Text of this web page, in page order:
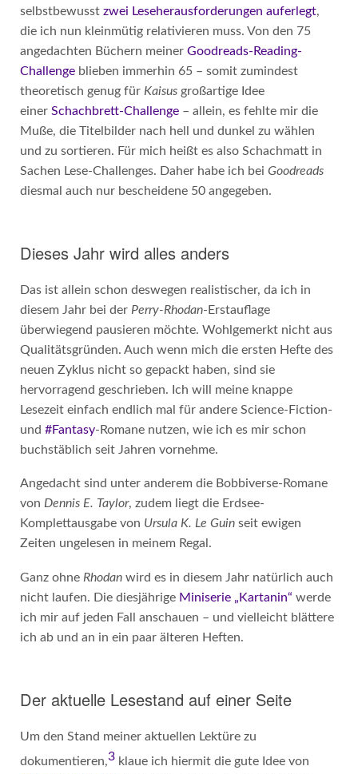
selbstbewusst zwei Leseherausforderungen auferlegt,
die ich nun kleinmütig relativieren muss. Von den 75
angedachten Büchern meiner Goodreads-Reading-
Challengeblieben immerhin 65 – somit zumindest
theoretisch genug für Kaisusgroßartige Idee
einer Schachbrett-Challenge– allein, es fehlte mir die
Muße, die Titelbilder nach hell und dunkel zu wählen
und zu sortieren. Für mich heißt es also Schachmatt in
Sachen Lese-Challenges. Daher habe ich bei Goodreads
diesmal auch nur bescheidene 50 angegeben.
Dieses Jahr wird alles anders
Das ist allein schon deswegen realistischer, da ich in
diesem Jahr bei der Perry-Rhodan-Erstauflage
überwiegend pausieren möchte. Wohlgemerkt nicht aus
Qualitätsgründen. Auch wenn mich die ersten Hefte des
neuen Zyklus nicht so gepackt haben, sind sie
hervorragend geschrieben. Ich will meine knappe
Lesezeit einfach endlich mal für andere Science-Fiction-
und #Fantasy-Romane nutzen, wie ich es mir schon
buchstäblich seit Jahren vornehme.
Angedacht sind unter anderem die Bobbiverse-Romane
von Dennis E. Taylor, zudem liegt die Erdsee-
Komplettausgabe von Ursula K. Le Guinseit ewigen
Zeiten ungelesen in meinem Regal.
Ganz ohne Rhodanwird es in diesem Jahr natürlich auch
nicht laufen. Die diesjährige Miniserie „Kartanin“ werde
ich mir auf jeden Fall anschauen – und vielleicht blättere
ich ab und an in ein paar älteren Heften.
Der aktuelle Lesestand auf einer Seite
Um den Stand meiner aktuellen Lektüre zu
dokumentieren,3klaue ich hiermit die gute Idee von